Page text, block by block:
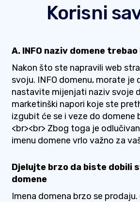
Korisni
A. INFO naziv domene
Nakon što ste napravili web
svoju. INFO domenu, morate je
nastavite mijenjati naziv svoje
marketinški napori koje ste
izgubit će se i veze do domene
<br><br> Zbog toga je
imenu domene vrlo važno za
Djelujte brzo da biste dobili
domene
Imena domena brzo se prodaju.